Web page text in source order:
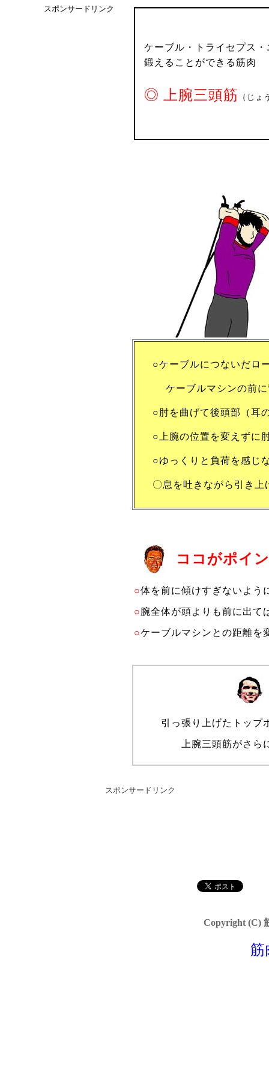
スポンサードリンク
ケーブル・トライセプス
鍛えることができる筋肉
◎ 上腕三頭筋 （じょ
○ケーブルにつないだロ
ケーブルマシンの前に
○肘を曲げて後頭部（耳
○上腕の位置を変えずに
○ゆっくりと負荷を感じ
〇息を吐きながら引き
ココがポイ
○体を前に傾けすぎないよう
○腕全体が頭よりも前に出て
○ケーブルマシンとの距離を
引っ張り上げたトップ
上腕三頭筋がさ
スポンサードリンク
Copyright (C)
筋